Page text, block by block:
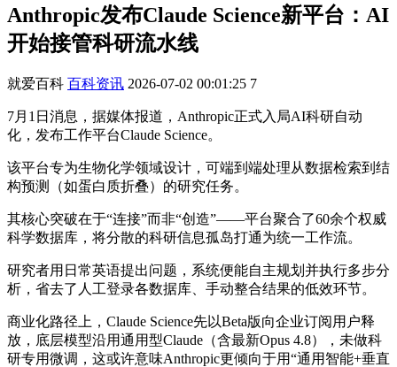
Anthropic发布Claude Science新平台：AI
开始接管科研流水线
就爱百科 百科资讯 2026-07-02 00:01:25 7
7月1日消息，据媒体报道，Anthropic正式入局AI科研自动
化，发布工作平台Claude Science。
该平台专为生物化学领域设计，可端到端处理从数据检索到结
构预测（如蛋白质折叠）的研究任务。
其核心突破在于“连接”而非“创造”——平台聚合了60余个权威
科学数据库，将分散的科研信息孤岛打通为统一工作流。
研究者用日常英语提出问题，系统便能自主规划并执行多步分
析，省去了人工登录各数据库、手动整合结果的低效环节。
商业化路径上，Claude Science先以Beta版向企业订阅用户释
放，底层模型沿用通用型Claude（含最新Opus 4.8），未做科
研专用微调，这或许意味Anthropic更倾向于用“通用智能+垂直